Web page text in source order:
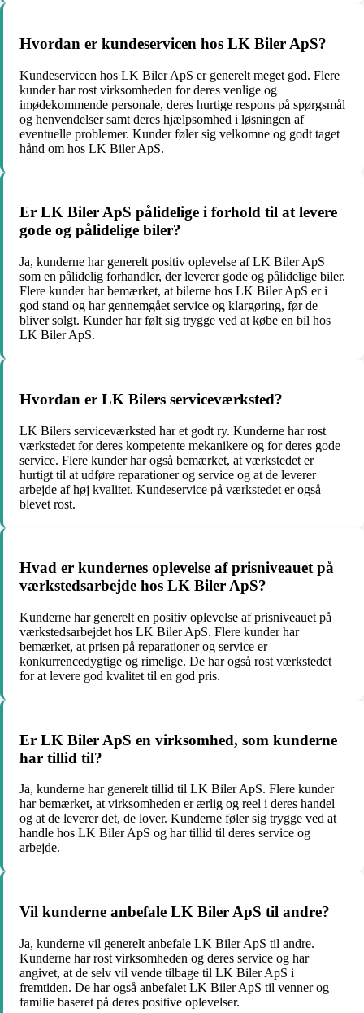
Hvordan er kundeservicen hos LK Biler ApS?
Kundeservicen hos LK Biler ApS er generelt meget god. Flere
kunder har rost virksomheden for deres venlige og
imødekommende personale, deres hurtige respons på spørgsmål
og henvendelser samt deres hjælpsomhed i løsningen af
eventuelle problemer. Kunder føler sig velkomne og godt taget
hånd om hos LK Biler ApS.
Er LK Biler ApS pålidelige i forhold til at levere
gode og pålidelige biler?
Ja, kunderne har generelt positiv oplevelse af LK Biler ApS
som en pålidelig forhandler, der leverer gode og pålidelige biler.
Flere kunder har bemærket, at bilerne hos LK Biler ApS er i
god stand og har gennemgået service og klargøring, før de
bliver solgt. Kunder har følt sig trygge ved at købe en bil hos
LK Biler ApS.
Hvordan er LK Bilers serviceværksted?
LK Bilers serviceværksted har et godt ry. Kunderne har rost
værkstedet for deres kompetente mekanikere og for deres gode
service. Flere kunder har også bemærket, at værkstedet er
hurtigt til at udføre reparationer og service og at de leverer
arbejde af høj kvalitet. Kundeservice på værkstedet er også
blevet rost.
Hvad er kundernes oplevelse af prisniveauet på
værkstedsarbejde hos LK Biler ApS?
Kunderne har generelt en positiv oplevelse af prisniveauet på
værkstedsarbejdet hos LK Biler ApS. Flere kunder har
bemærket, at prisen på reparationer og service er
konkurrencedygtige og rimelige. De har også rost værkstedet
for at levere god kvalitet til en god pris.
Er LK Biler ApS en virksomhed, som kunderne
har tillid til?
Ja, kunderne har generelt tillid til LK Biler ApS. Flere kunder
har bemærket, at virksomheden er ærlig og reel i deres handel
og at de leverer det, de lover. Kunderne føler sig trygge ved at
handle hos LK Biler ApS og har tillid til deres service og
arbejde.
Vil kunderne anbefale LK Biler ApS til andre?
Ja, kunderne vil generelt anbefale LK Biler ApS til andre.
Kunderne har rost virksomheden og deres service og har
angivet, at de selv vil vende tilbage til LK Biler ApS i
fremtiden. De har også anbefalet LK Biler ApS til venner og
familie baseret på deres positive oplevelser.